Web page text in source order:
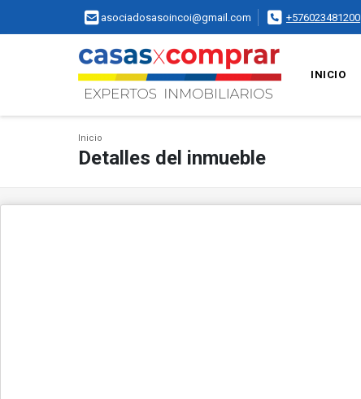
asociadosasoincoi@gmail.com +576023481200
INICIO
Inicio
Detalles del inmueble